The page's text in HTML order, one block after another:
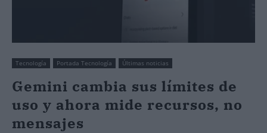
Tecnología Portada Tecnología Últimas noticias
Gemini cambia sus límites de
uso y ahora mide recursos, no
mensajes